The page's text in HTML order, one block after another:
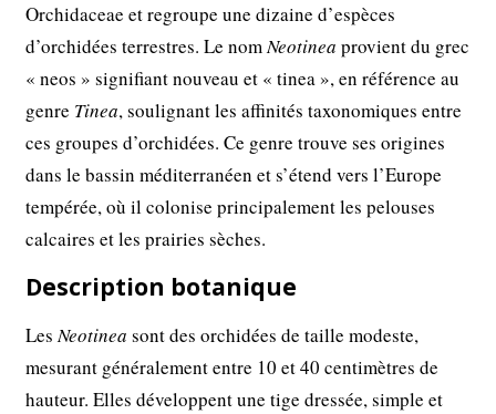
Orchidaceae et regroupe une dizaine d’espèces
d’orchidées terrestres. Le nomNeotinea provient du grec
« neos » signifiant nouveau et « tinea », en référence au
genre Tinea, soulignant les affinités taxonomiques entre
ces groupes d’orchidées. Ce genre trouve ses origines
dans le bassin méditerranéen et s’étend vers l’Europe
tempérée, où il colonise principalement les pelouses
calcaires et les prairies sèches.
Description botanique
LesNeotinea sont des orchidées de taille modeste,
mesurant généralement entre 10 et 40 centimètres de
hauteur. Elles développent une tige dressée, simple et